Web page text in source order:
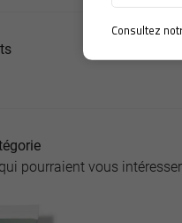
Consultez
pourraient vous intéresser